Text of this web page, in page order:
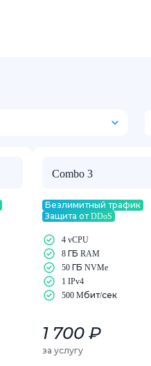
Combo 3
Безлимитный трафик
Защита от DDoS
4 vCPU
8 ГБ RAM
50 ГБ NVMe
1 IPv4
500 Mбит/сек
1 700 ₽
за услугу